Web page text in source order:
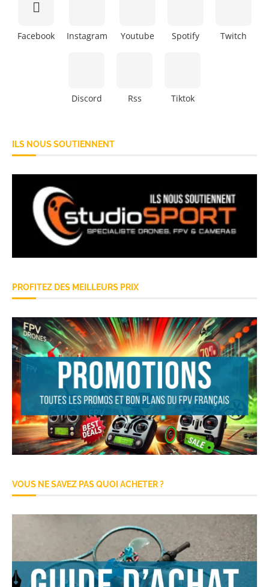
Facebook Instagram Youtube Spotify Twitch
Discord Rss Tiktok
ILS NOUS SOUTIENNENT
PROFITEZ DES MEILLEURS PRIX
VOUS NE SAVEZ PAS QUOI ACHETER ?